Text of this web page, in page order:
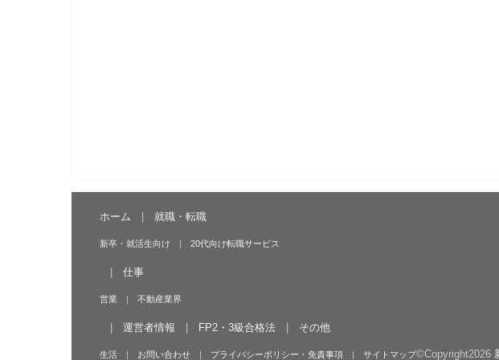
ホーム 就職・転職
新卒・就活生向け 20代向け転職サービス
仕事
営業 不動産業界
運営者情報 FP2・3級合格法 その他
生活 お問い合わせ プライバシーポリシー・免責事項 サイトマップ©Copyright2026